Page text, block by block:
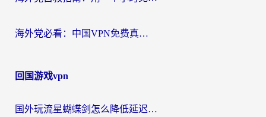
海外党必看：中国VPN免费真的靠谱吗？手把手教你选对回国加速器
回国游戏vpn
国外玩流星蝴蝶剑怎么降低延迟？海外党必看的加速秘籍（含欧洲鸣潮&彩虹岛优化攻略）